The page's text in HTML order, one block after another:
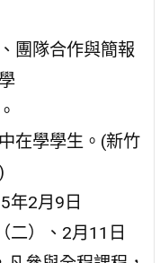
團隊合作與簡報
在學學生。(新竹
年2月9日
二）、2月11日